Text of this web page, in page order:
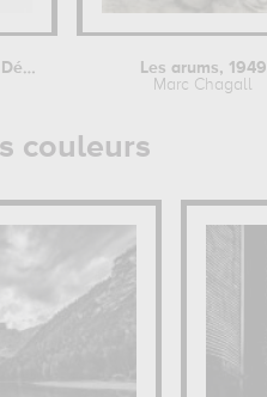
Alphabet pour adulte : Délice
Les arums, 1949
Marc Chagall
couleurs